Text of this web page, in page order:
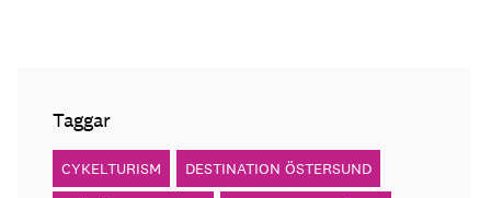
Taggar
CYKELTURISM DESTINATION ÖSTERSUND